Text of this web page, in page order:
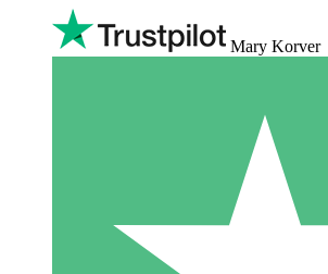
Mary Korver